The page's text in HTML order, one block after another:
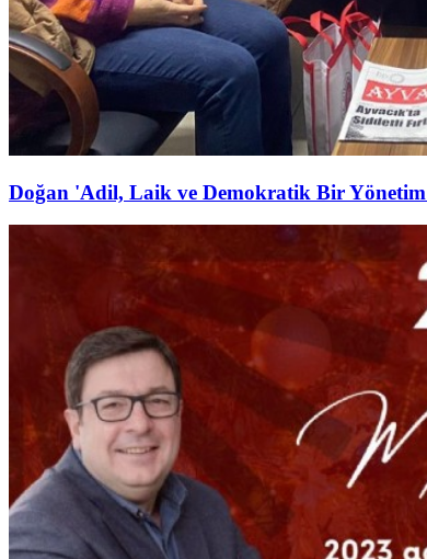
Doğan 'Adil, Laik ve Demokratik Bir